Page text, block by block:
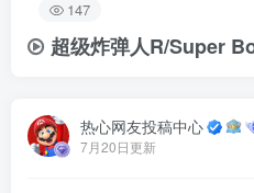
147
超级炸弹人R/Super
热心网友投稿中心
7月20日更新